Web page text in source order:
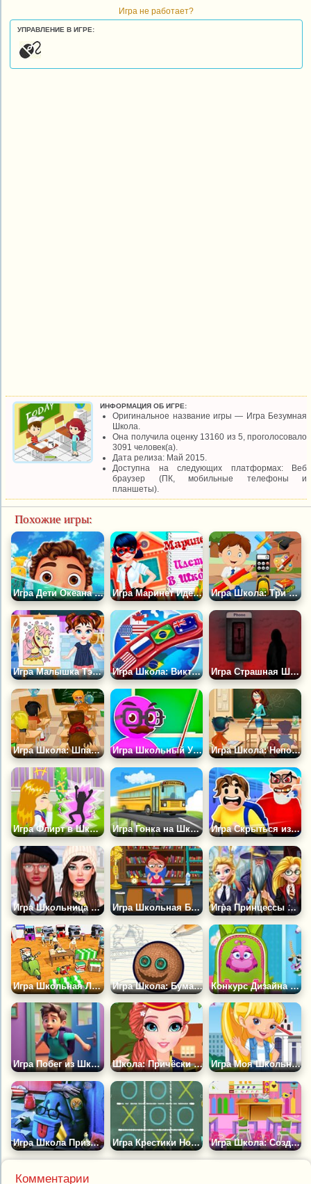
Игра не работает?
УПРАВЛЕНИЕ В ИГРЕ:
ИНФОРМАЦИЯ ОБ ИГРЕ:
Оригинальное название игры — Игра Безумная
Школа.
Она получила оценку 13160 из 5, проголосовало
3091 человек(а).
Дата релиза: Май 2015.
Доступна на следующих платформах: Веб
браузер (ПК, мобильные телефоны и
планшеты).
Похожие игры:
Игра Дети Океана Снова в Школу Игра Маринет Идёт в Школу Игра Школа: Три в Ряд
Игра Малышка Тэйлор на Уроке Живописи Игра Школа: Викторина по Географии Игра Страшная Школа
Игра Школа: Шпаргалки Игра Школьный Учитель Игра Школа: Непослушный Класс
Игра Флирт в Школе Игра Гонка на Школьном Автобусе Игра Скрыться из Школы
Игра Школьница Против Бунтарки Игра Школьная Библиотека Игра Принцессы в Школе Магии
Игра Школьная Лихорадка Игра Школа: Бумажный Гольф Конкурс Дизайна Школьных Сумок
Игра Побег из Школы с Аномалиями 3D Школа: Причёски на Выпускной Игра Моя Школьная Форма 2
Игра Школа Призраков Игра Крестики Нолики: Школа Игра Школа: Создай Класс
Комментарии